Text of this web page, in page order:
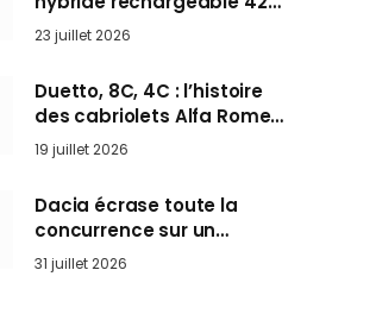
ch qui vise l’Audi Q7 arrive
en Europe cet automne
23 juillet 2026
Duetto, 8C, 4C : l’histoire
des cabriolets Alfa Romeo,
ces Spider qui ont défini
l’art de rouler cheveux au
vent
19 juillet 2026
Dacia écrase toute la
concurrence sur un
marché où personne ne
l’attendait
31 juillet 2026